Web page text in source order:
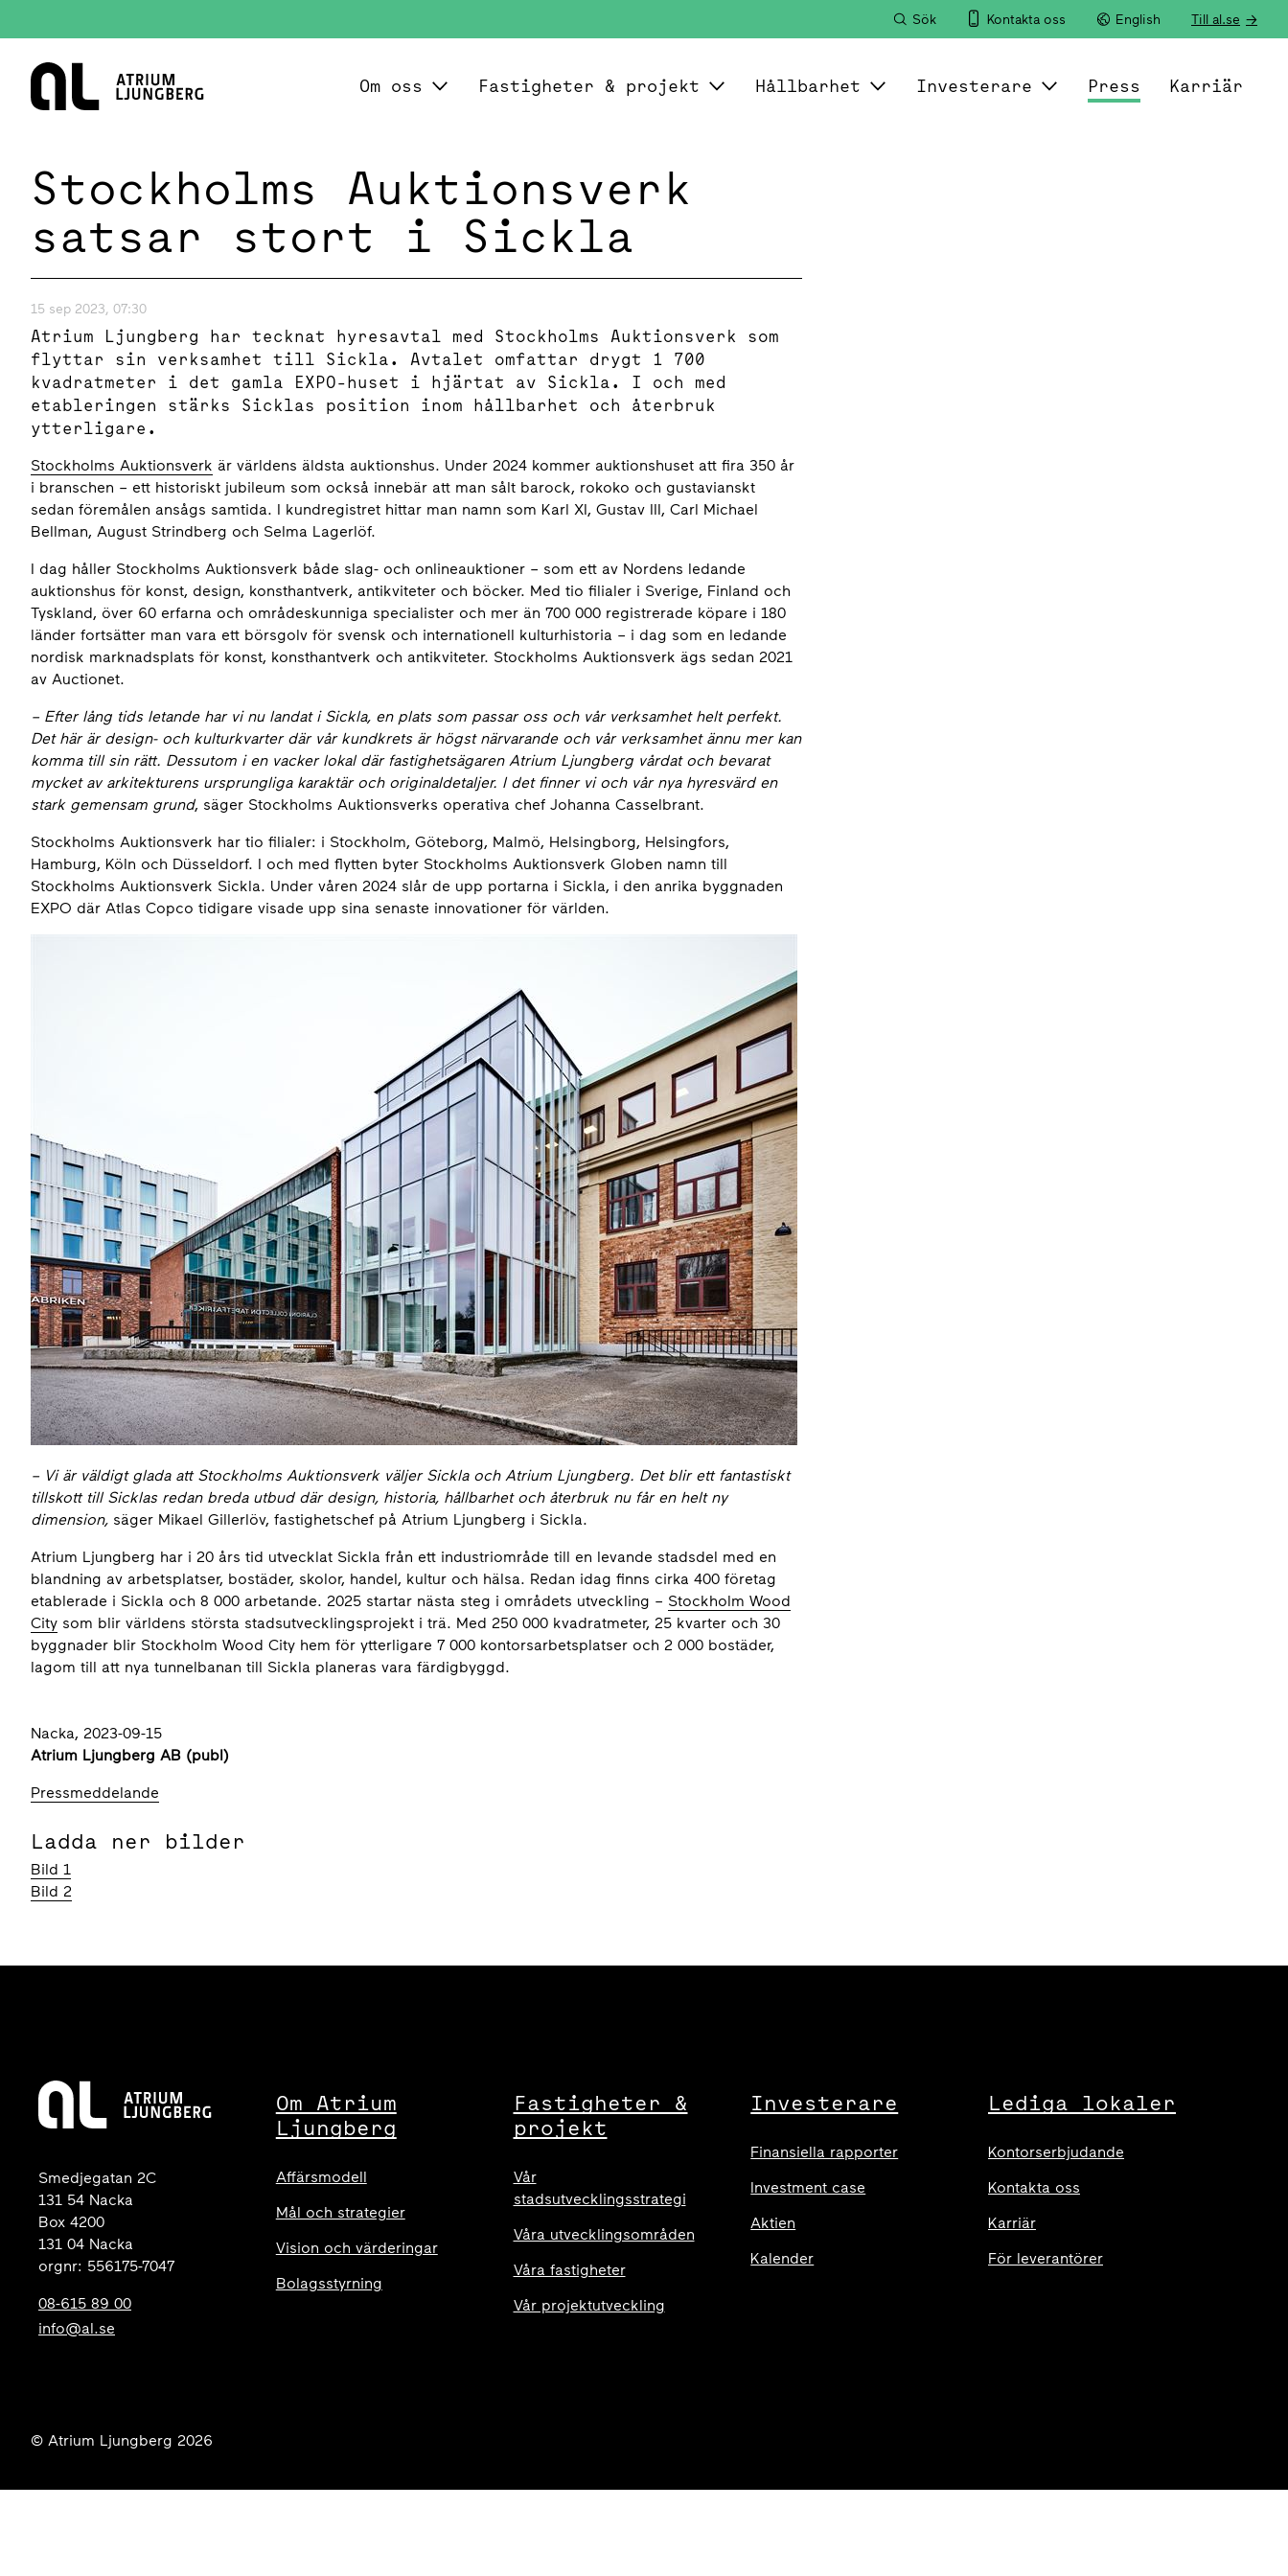
Sök Kontakta oss English Till al.se
Hem
Om oss Fastigheter & projekt Hållbarhet Investerare Press Karriär
Stockholms Auktionsverk
satsar stort i Sickla
15 sep 2023, 07:30
Atrium Ljungberg har tecknat hyresavtal med Stockholms Auktionsverk som
flyttar sin verksamhet till Sickla. Avtalet omfattar drygt 1 700
kvadratmeter i det gamla EXPO-huset i hjärtat av Sickla. I och med
etableringen stärks Sicklas position inom hållbarhet och återbruk
ytterligare.
Stockholms Auktionsverk är världens äldsta auktionshus. Under 2024 kommer auktionshuset att fira 350 år
i branschen – ett historiskt jubileum som också innebär att man sålt barock, rokoko och gustavianskt
sedan föremålen ansågs samtida. I kundregistret hittar man namn som Karl XI, Gustav III, Carl Michael
Bellman, August Strindberg och Selma Lagerlöf.
I dag håller Stockholms Auktionsverk både slag- och onlineauktioner – som ett av Nordens ledande
auktionshus för konst, design, konsthantverk, antikviteter och böcker. Med tio filialer i Sverige, Finland och
Tyskland, över 60 erfarna och områdeskunniga specialister och mer än 700 000 registrerade köpare i 180
länder fortsätter man vara ett börsgolv för svensk och internationell kulturhistoria – i dag som en ledande
nordisk marknadsplats för konst, konsthantverk och antikviteter. Stockholms Auktionsverk ägs sedan 2021
av Auctionet.
– Efter lång tids letande har vi nu landat i Sickla, en plats som passar oss och vår verksamhet helt perfekt.
Det här är design- och kulturkvarter där vår kundkrets är högst närvarande och vår verksamhet ännu mer kan
komma till sin rätt. Dessutom i en vacker lokal där fastighetsägaren Atrium Ljungberg vårdat och bevarat
mycket av arkitekturens ursprungliga karaktär och originaldetaljer. I det finner vi och vår nya hyresvärd en
stark gemensam grund, säger Stockholms Auktionsverks operativa chef Johanna Casselbrant.
Stockholms Auktionsverk har tio filialer: i Stockholm, Göteborg, Malmö, Helsingborg, Helsingfors,
Hamburg, Köln och Düsseldorf. I och med flytten byter Stockholms Auktionsverk Globen namn till
Stockholms Auktionsverk Sickla. Under våren 2024 slår de upp portarna i Sickla, i den anrika byggnaden
EXPO där Atlas Copco tidigare visade upp sina senaste innovationer för världen.
– Vi är väldigt glada att Stockholms Auktionsverk väljer Sickla och Atrium Ljungberg. Det blir ett fantastiskt
tillskott till Sicklas redan breda utbud där design, historia, hållbarhet och återbruk nu får en helt ny
dimension, säger Mikael Gillerlöv, fastighetschef på Atrium Ljungberg i Sickla.
Atrium Ljungberg har i 20 års tid utvecklat Sickla från ett industriområde till en levande stadsdel med en
blandning av arbetsplatser, bostäder, skolor, handel, kultur och hälsa. Redan idag finns cirka 400 företag
etablerade i Sickla och 8 000 arbetande. 2025 startar nästa steg i områdets utveckling – Stockholm Wood
City som blir världens största stadsutvecklingsprojekt i trä. Med 250 000 kvadratmeter, 25 kvarter och 30
byggnader blir Stockholm Wood City hem för ytterligare 7 000 kontorsarbetsplatser och 2 000 bostäder,
lagom till att nya tunnelbanan till Sickla planeras vara färdigbyggd.
Nacka, 2023-09-15
Atrium Ljungberg AB (publ)
Pressmeddelande
Ladda ner bilder
Bild 1
Bild 2
Smedjegatan 2C
131 54 Nacka
Box 4200
131 04 Nacka
orgnr: 556175-7047
08-615 89 00
info@al.se
Om Atrium
Ljungberg
Affärsmodell
Mål och strategier
Vision och värderingar
Bolagsstyrning
Fastigheter &
projekt
Vår
stadsutvecklingsstrategi
Våra utvecklingsområden
Våra fastigheter
Vår projektutveckling
Investerare
Finansiella rapporter
Investment case
Aktien
Kalender
Lediga lokaler
Kontorserbjudande
Kontakta oss
Karriär
För leverantörer
© Atrium Ljungberg 2026